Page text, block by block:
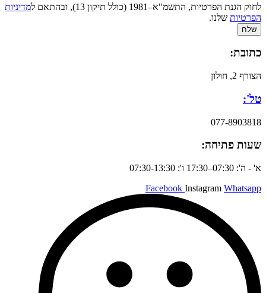
לחוק הגנת הפרטיות, התשמ"א–1981 (כולל תיקון 13), ובהתאם ל
מדיניות
הפרטיות שלנו.
שלח
כתובת:
הצורף 2, חולון
טל':
077-8903818
שעות פתיחה:
א' - ה': 07:30–17:30 ו': 07:30-13:30
Facebook Instagram Whatsapp